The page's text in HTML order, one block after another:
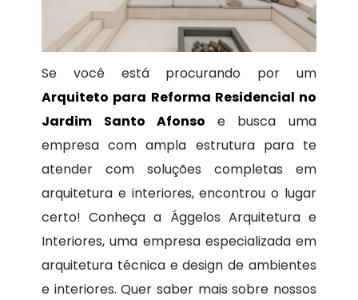
Se você está procurando por um
Arquiteto para Reforma Residencial no
Jardim Santo Afonso e busca uma
empresa com ampla estrutura para te
atender com soluções completas em
arquitetura e interiores, encontrou o lugar
certo! Conheça a Ággelos Arquitetura e
Interiores, uma empresa especializada em
arquitetura técnica e design de ambientes
e interiores. Quer saber mais sobre nossos